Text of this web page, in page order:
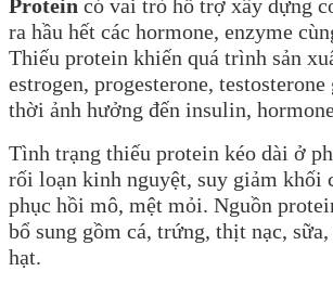
Protein có vai trò hỗ trợ xây dựng
ra hầu hết các hormone, enzyme
Thiếu protein khiến quá trình sản
estrogen, progesterone, testosterone
thời ảnh hưởng đến insulin,
Tình trạng thiếu protein kéo dài ở
rối loạn kinh nguyệt, suy giảm khối
phục hồi mô, mệt mỏi. Nguồn
bổ sung gồm cá, trứng, thịt nạc,
hạt.